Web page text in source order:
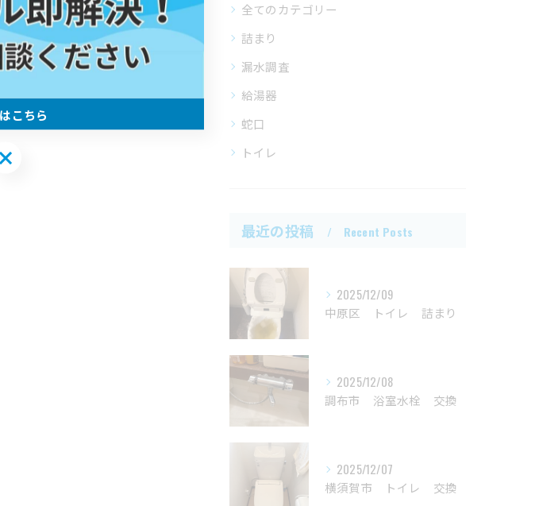
全てのカテゴリー
詰まり
漏水調査
給湯器
蛇口
トイレ
最近の投稿 Recent Posts
2025/12/09
中原区 トイレ 詰まり
2025/12/08
調布市 浴室水栓 交換
2025/12/07
横須賀市 トイレ 交換
こちら
こちら